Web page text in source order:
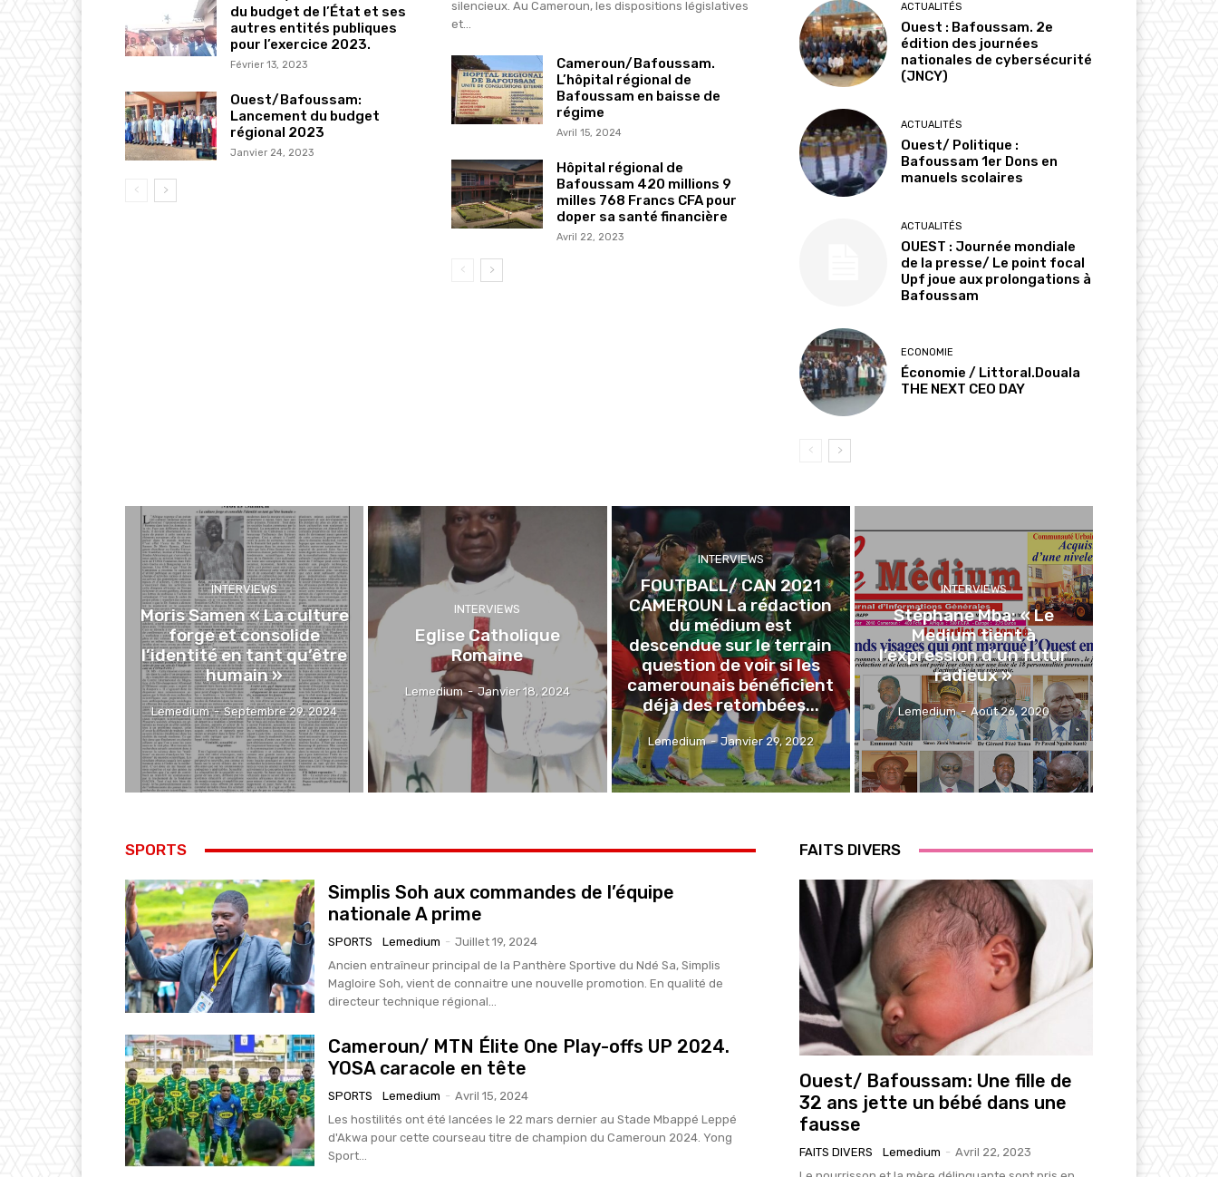
du budget de l’État et ses
autres entités publiques
pour l’exercice 2023.
Février 13, 2023
Ouest/Bafoussam:
Lancement du budget
régional 2023
Janvier 24, 2023
silencieux. Au Cameroun, les dispositions législatives
et...
Cameroun/Bafoussam.
L’hôpital régional de
Bafoussam en baisse de
régime
Avril 15, 2024
Hôpital régional de
Bafoussam 420 millions 9
milles 768 Francs CFA pour
doper sa santé financière
Avril 22, 2023
ACTUALITÉS
Ouest : Bafoussam. 2e
édition des journées
nationales de cybersécurité
(JNCY)
ACTUALITÉS
Ouest/ Politique :
Bafoussam 1er Dons en
manuels scolaires
ACTUALITÉS
OUEST : Journée mondiale
de la presse/ Le point focal
Upf joue aux prolongations à
Bafoussam
ECONOMIE
Économie / Littoral.Douala
THE NEXT CEO DAY
INTERVIEWS
Moris Samen « La culture
forge et consolide
l’identité en tant qu’être
humain »
Lemedium - Septembre 29, 2024
INTERVIEWS
Eglise Catholique
Romaine
Lemedium - Janvier 18, 2024
INTERVIEWS
FOUTBALL/ CAN 2021
CAMEROUN La rédaction
du médium est
descendue sur le terrain
question de voir si les
camerounais bénéficient
déjà des retombées...
Lemedium - Janvier 29, 2022
INTERVIEWS
Stéphane Mba: « Le
Medium tient à
l’expression d’un futur
radieux »
Lemedium - Août 26, 2020
SPORTS
Simplis Soh aux commandes de l’équipe
nationale A prime
SPORTS Lemedium - Juillet 19, 2024
Ancien entraîneur principal de la Panthère Sportive du Ndé Sa, Simplis
Magloire Soh, vient de connaitre une nouvelle promotion. En qualité de
directeur technique régional...
Cameroun/ MTN Élite One Play-offs UP 2024.
YOSA caracole en tête
SPORTS Lemedium - Avril 15, 2024
Les hostilités ont été lancées le 22 mars dernier au Stade Mbappé Leppé
d'Akwa pour cette courseau titre de champion du Cameroun 2024. Yong
Sport...
FAITS DIVERS
Ouest/ Bafoussam: Une fille de
32 ans jette un bébé dans une
fausse
FAITS DIVERS Lemedium - Avril 22, 2023